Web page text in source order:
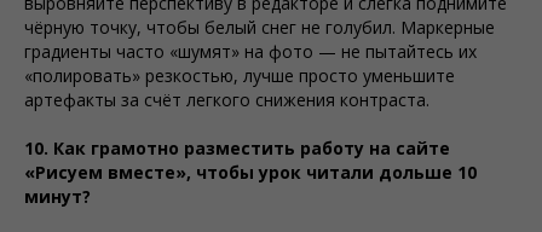
чёрную точку, чтобы белый снег не голубил. Маркерные
градиенты часто «шумят» на фото — не пытайтесь их
«полировать» резкостью, лучше просто уменьшите
артефакты за счёт легкого снижения контраста.
10. Как грамотно разместить работу на сайте
«Рисуем вместе», чтобы урок читали дольше 10
минут?